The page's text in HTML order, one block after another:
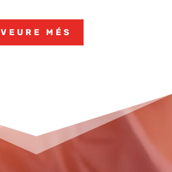
VEURE MÉS